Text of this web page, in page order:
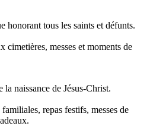
honorant tous les saints et défunts.
cimetières, messes et moments de
naissance de Jésus-Christ.
repas festifs, messes de